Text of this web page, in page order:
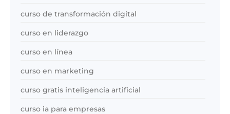
curso de transformación digital
curso en liderazgo
curso en línea
curso en marketing
curso gratis inteligencia artificial
curso ia para empresas